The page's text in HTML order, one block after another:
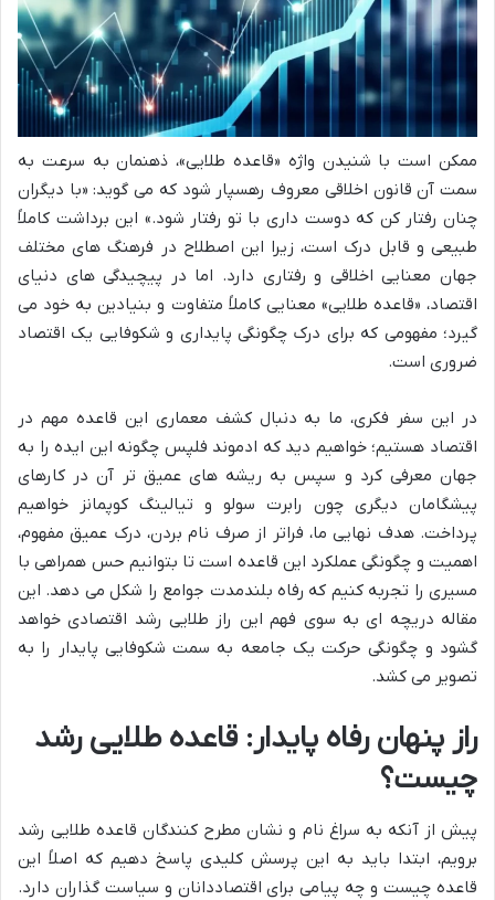
ممکن است با شنیدن واژه «قاعده طلایی»، ذهنمان به سرعت به
سمت آن قانون اخلاقی معروف رهسپار شود که می گوید: «با دیگران
چنان رفتار کن که دوست داری با تو رفتار شود.» این برداشت کاملاً
طبیعی و قابل درک است، زیرا این اصطلاح در فرهنگ های مختلف
جهان معنایی اخلاقی و رفتاری دارد. اما در پیچیدگی های دنیای
اقتصاد، «قاعده طلایی» معنایی کاملاً متفاوت و بنیادین به خود می
گیرد؛ مفهومی که برای درک چگونگی پایداری و شکوفایی یک اقتصاد
ضروری است.
در این سفر فکری، ما به دنبال کشف معماری این قاعده مهم در
اقتصاد هستیم؛ خواهیم دید که ادموند فلپس چگونه این ایده را به
جهان معرفی کرد و سپس به ریشه های عمیق تر آن در کارهای
پیشگامان دیگری چون رابرت سولو و تیالینگ کوپمانز خواهیم
پرداخت. هدف نهایی ما، فراتر از صرف نام بردن، درک عمیق مفهوم،
اهمیت و چگونگی عملکرد این قاعده است تا بتوانیم حس همراهی با
مسیری را تجربه کنیم که رفاه بلندمدت جوامع را شکل می دهد. این
مقاله دریچه ای به سوی فهم این راز طلایی رشد اقتصادی خواهد
گشود و چگونگی حرکت یک جامعه به سمت شکوفایی پایدار را به
تصویر می کشد.
راز پنهان رفاه پایدار: قاعده طلایی رشد
چیست؟
پیش از آنکه به سراغ نام و نشان مطرح کنندگان قاعده طلایی رشد
برویم، ابتدا باید به این پرسش کلیدی پاسخ دهیم که اصلاً این
قاعده چیست و چه پیامی برای اقتصاددانان و سیاست گذاران دارد.